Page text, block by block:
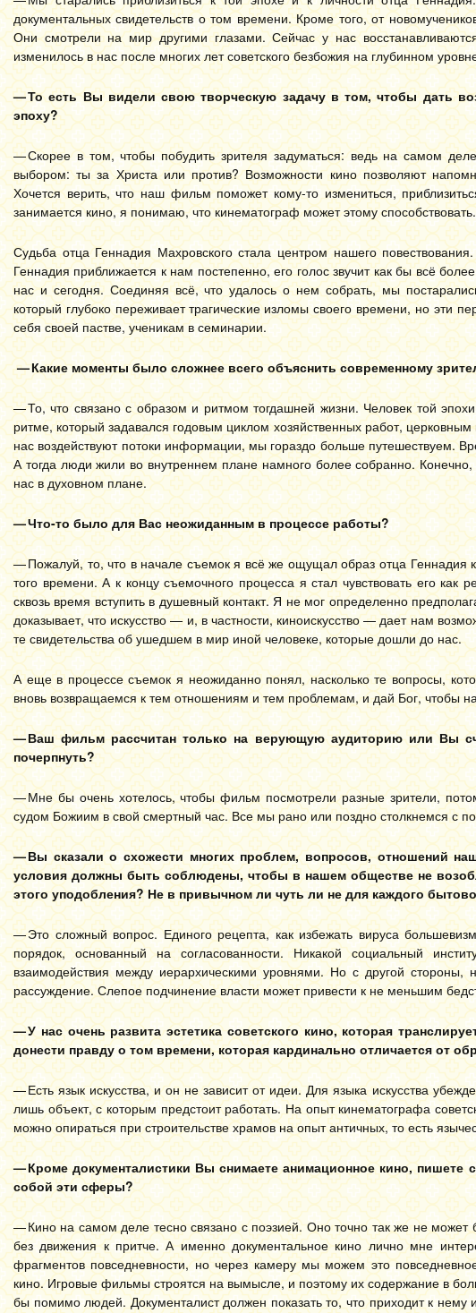
документальных свидетельств о том времени. Кроме того, от
Они смотрели на мир другими глазами. Сейчас у нас
изменилось в нас после многих лет советского безбожия на глубинном
— То есть Вы видели свою творческую задачу в том, чтобы дать
эпоху?
— Скорее в том, чтобы побудить зрителя задуматься: ведь на самом
выбором: ты за Христа или против? Возможности кино позволяют
Хочется верить, что наш фильм поможет кому-то измениться,
занимается кино, я понимаю, что кинематограф может этому способствовать.
Судьба отца Геннадия Махровского стала центром нашего
Геннадия приближается к нам постепенно, его голос звучит как бы всё
нас и сегодня. Соединяя всё, что удалось о нем собрать, мы
который глубоко переживает трагические изломы своего времени, но эти
себя своей пастве, ученикам в семинарии.
— Какие моменты было сложнее всего объяснить современному
— То, что связано с образом и ритмом тогдашней жизни. Человек той
ритме, который задавался годовым циклом хозяйственных работ,
нас воздействуют потоки информации, мы гораздо больше путешествуем.
А тогда люди жили во внутреннем плане намного более собранно.
нас в духовном плане.
— Что-то было для Вас неожиданным в процессе работы?
— Пожалуй, то, что в начале съемок я всё же ощущал образ отца
того времени. А к концу съемочного процесса я стал чувствовать его
сквозь время вступить в душевный контакт. Я не мог определенно
доказывает, что искусство — и, в частности, кино­искусство — дает нам
те свидетельства об ушедшем в мир иной человеке, которые дошли до нас.
А еще в процессе съемок я неожиданно понял, насколько те вопросы,
вновь возвращаемся к тем отношениям и тем проблемам, и дай Бог, чтобы
— Ваш фильм рассчитан только на верующую аудиторию или Вы
почерпнуть?
— Мне бы очень хотелось, чтобы фильм посмотрели разные зрители,
судом Божиим в свой смертный час. Все мы рано или поздно столкнемся с
— Вы сказали о схожести многих проблем, вопросов, отношений
условия должны быть соблюдены, чтобы в нашем обществе не
этого уподобления? Не в привычном ли чуть ли не для каждого
— Это сложный вопрос. Единого рецепта, как избежать вируса
порядок, основанный на согласованности. Никакой социальный
взаимодействия между иерархическими уровнями. Но с другой
рассуждение. Слепое подчинение власти может привести к не меньшим
— У нас очень развита эстетика советского кино, которая
донести правду о том времени, которая кардинально отличается от
— Есть язык искусства, и он не зависит от идеи. Для языка искусства
лишь объект, с которым предстоит работать. На опыт кинематографа
можно опираться при строительстве храмов на опыт античных, то есть
— Кроме документалистики Вы снимаете анимационное кино, пишете
собой эти сферы?
— Кино на самом деле тесно связано с поэзией. Оно точно так же не
без движения к притче. А именно документальное кино лично мне
фрагментов повседневности, но через камеру мы можем это
кино. Игровые фильмы строятся на вымысле, и поэтому их содержание в
бы помимо людей. Документалист должен показать то, что приходит к нему